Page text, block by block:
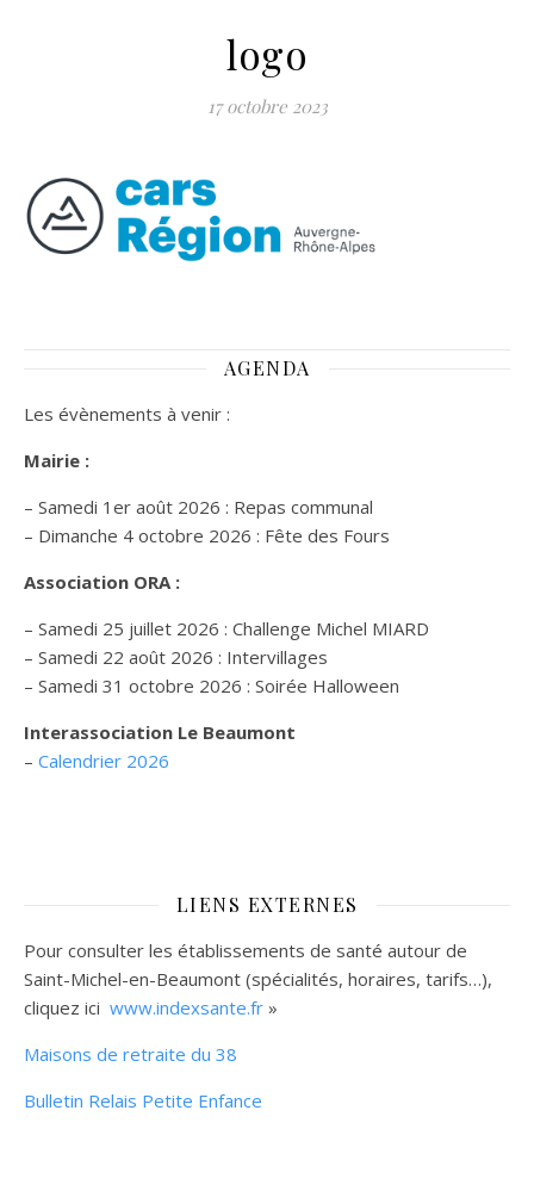
logo
17 octobre 2023
AGENDA
Les évènements à venir :
Mairie :
– Samedi 1er août 2026 : Repas communal
– Dimanche 4 octobre 2026 : Fête des Fours
Association ORA :
– Samedi 25 juillet 2026 : Challenge Michel MIARD
– Samedi 22 août 2026 : Intervillages
– Samedi 31 octobre 2026 : Soirée Halloween
Interassociation Le Beaumont
– Calendrier 2026
LIENS EXTERNES
Pour consulter les établissements de santé autour de
Saint-Michel-en-Beaumont (spécialités, horaires, tarifs…),
cliquez ici www.indexsante.fr »
Maisons de retraite du 38
Bulletin Relais Petite Enfance